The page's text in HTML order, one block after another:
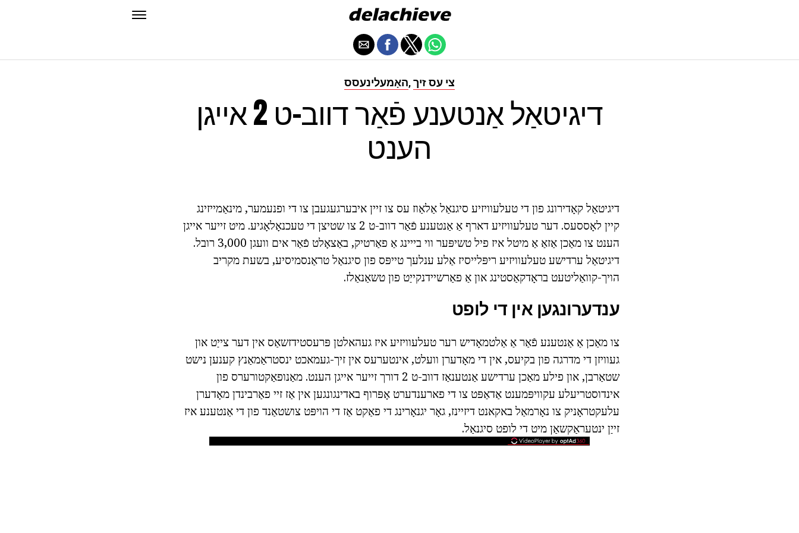
האָמעלינעסס, צי עס זיך
דיגיטאַל אַנטענע פֿאַר דווב-ט 2 אייגן
הענט
דיגיטאַל קאָדירונג פון די טעלעוויזיע סיגנאַל אַלאַוז עס צו זיין איבערגעגעבן צו די ופנעמער, מינאַמייזינג
קיין לאָססעס. דער טעלעוויזיע דארף אַ אַנטענע פֿאַר דווב-ט 2 צו שטיצן די טעכנאָלאָגיע. מיט זייער אייגן
הענט צו מאַכן אַזאַ אַ מיטל איז פיל טשיפּער ווי בייינג אַ פאַרטיק, באַצאָלט פֿאַר אים וועגן 3,000 רובל.
דיגיטאַל ערדישע טעלעוויזיע ריפּלייסיז אַלע ענלעך טייפּס פון סיגנאַל טראַנסמיסיע, בשעת מקריב
הויך-קוואַליטעט בראָדקאַסטינג און אַ פאַרשיידנקייַט פון טשאַנאַלז.
ענדערונגען אין די לופט
צו מאַכן אַ אַנטענע פֿאַר אַ אַלטמאָדיש רער טעלעוויזיע איז געהאלטן פּרעסטידזשאַס אין דער צייַט און
געוויזן די מדרגה פון בקיעס, אין די מאָדערן וועלט, אינטערעס אין זיך-געמאכט ינסטראַמאַנץ קענען נישט
שטאַרבן, און פילע מאַכן ערדישע אַנטענאַז דווב-ט 2 דורך זייער אייגן הענט. מאַנופאַקטורערס פון
אינדוסטריעלע עקוויפּמענט אַדאַפּט צו די פארענדערט אָפּרוף באדינגונגען אין אַז זיי פאַרבינדן מאָדערן
עלעקטראָניק צו נאָרמאַל באקאנט דיזיינז, גאָר יגנאָרינג די פאַקט אַז די הויפּט צושטאַנד פון די אַנטענע איז
זייַן ינטעראַקשאַן מיט די לופט סיגנאַל.